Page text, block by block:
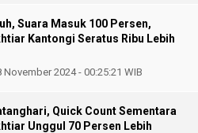
Suara Masuk 100 Persen,
Kantongi Seratus Ribu Lebih
November 2024 - 00:25:21 WIB
Quick Count Sementara
Unggul 70 Persen Lebih